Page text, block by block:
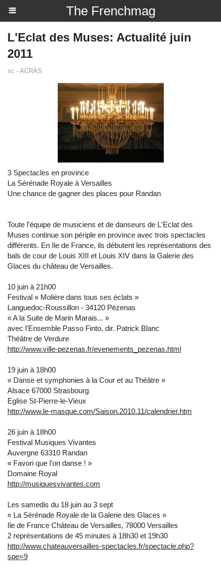
The Frenchmag
L'Eclat des Muses: Actualité juin
2011
sc - ACRAS
3 Spectacles en province
La Sérénade Royale à Versailles
Une chance de gagner des places pour Randan
Toute l'équipe de musiciens et de danseurs de L'Eclat des
Muses continue son périple en province avec trois spectacles
différents. En Ile de France, ils débutent les représentations des
bals de cour de Louis XIII et Louis XIV dans la Galerie des
Glaces du château de Versailles.
10 juin à 21h00
Festival « Molière dans tous ses éclats »
Languedoc-Roussillon - 34120 Pézenas
« A la Suite de Marin Marais... »
avec l'Ensemble Passo Finto, dir. Patrick Blanc
Théâtre de Verdure
http://www.ville-pezenas.fr/evenements_pezenas.html
19 juin à 18h00
« Danse et symphonies à la Cour et au Théâtre »
Alsace 67000 Strasbourg
Eglise St-Pierre-le-Vieux
http://www.le-masque.com/Saison.2010.11/calendrier.htm
26 juin à 18h00
Festival Musiques Vivantes
Auvergne 63310 Randan
« Favori que l’on danse ! »
Domaine Royal
http://musiquesvivantes.com
Les samedis du 18 juin au 3 sept
« La Sérénade Royale de la Galerie des Glaces »
Ile de France Château de Versailles, 78000 Versailles
2 représentations de 45 minutes à 18h30 et 19h30
http://www.chateauversailles-spectacles.fr/spectacle.php?
spe=9